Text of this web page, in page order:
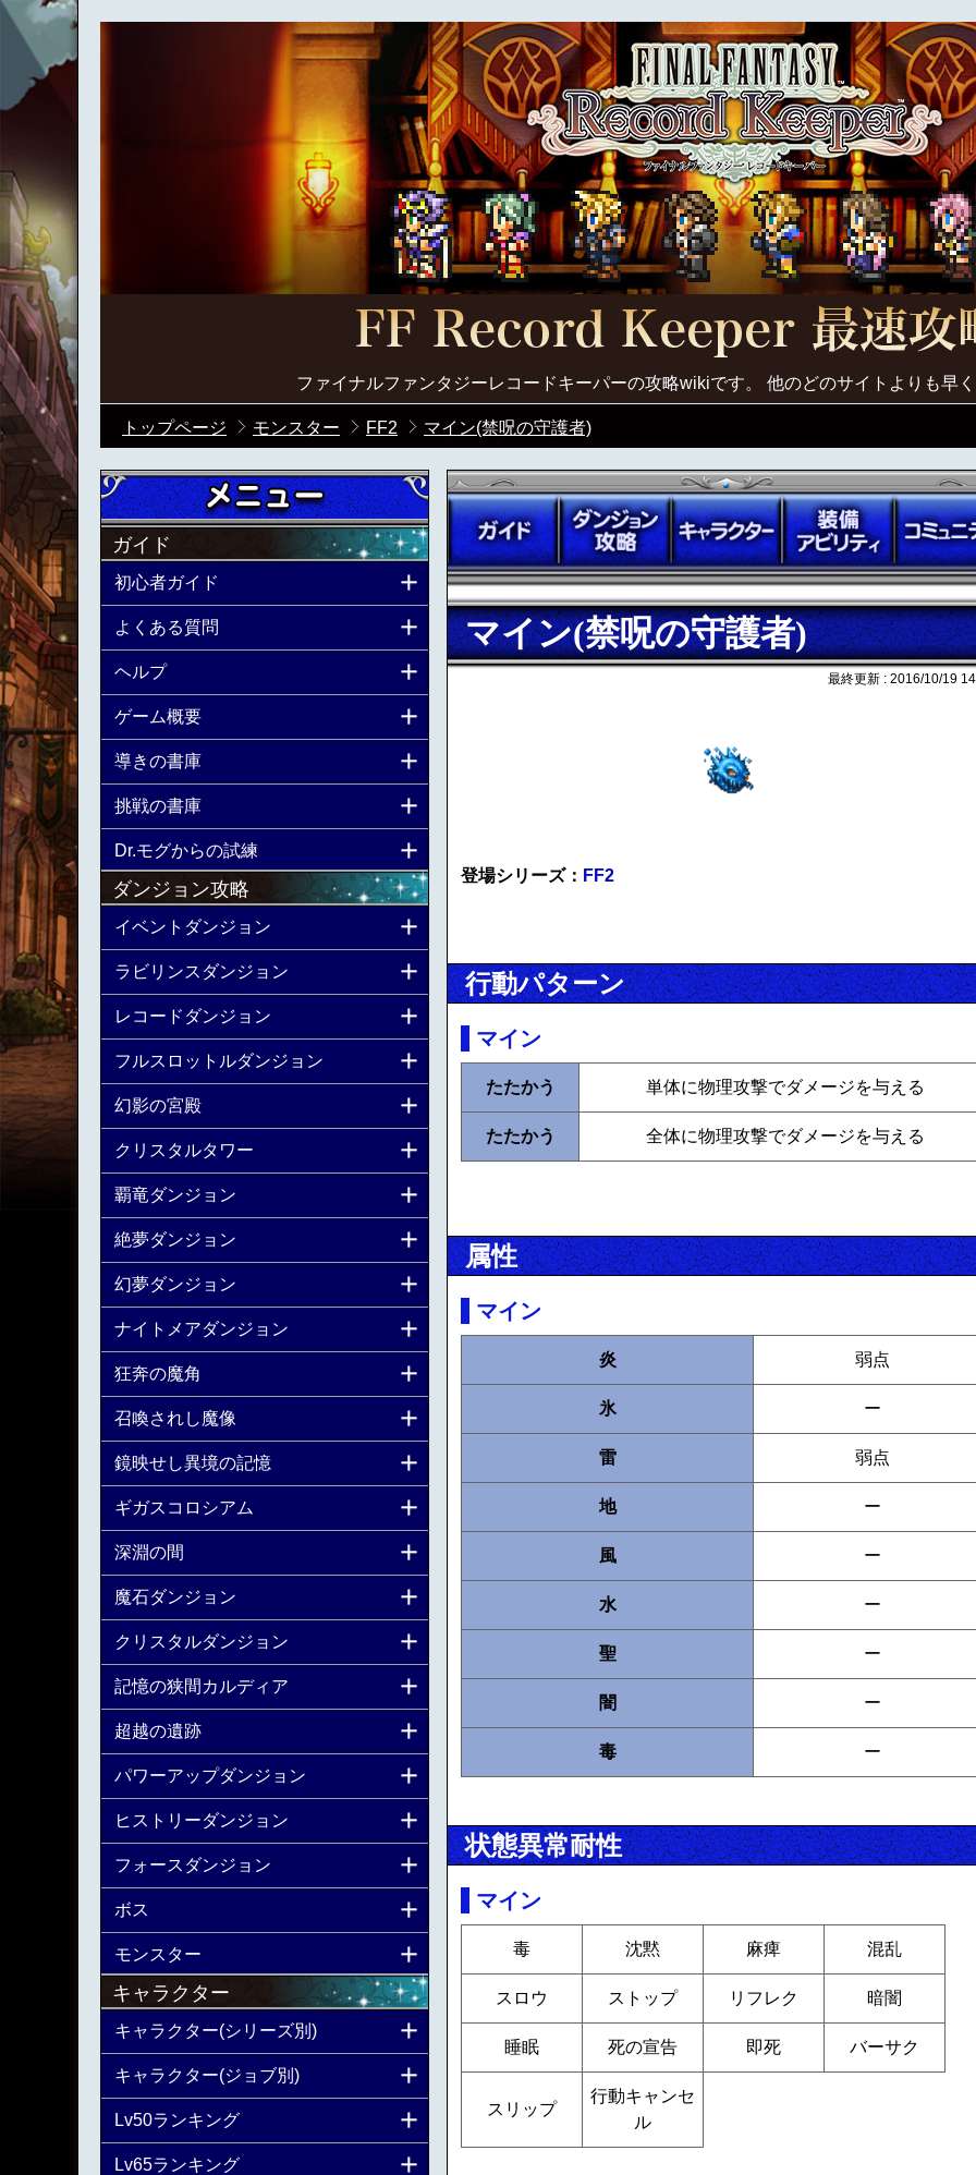
ファイナルファンタジーレコードキーパーの攻略wikiです。 他のどのサイトよりも早
トップページ モンスター FF2 マイン(禁呪の守護者)
マイン(禁呪の守護者)
最終更新 : 2016/10/19
登場シリーズ： FF2
行動パターン
マイン
たたかう 単体に物理攻撃でダメージを与える
たたかう 全体に物理攻撃でダメージを与える
属性
マイン
炎 弱点
氷 ー
雷 弱点
地 ー
風 ー
水 ー
聖 ー
闇 ー
毒 ー
状態異常耐性
マイン
毒 沈黙 麻痺 混乱
スロウ ストップ リフレク 暗闇
睡眠 死の宣告 即死 バーサク
スリップ
行動キャンセ
ル
ガイド
初心者ガイド
よくある質問
ヘルプ
ゲーム概要
導きの書庫
挑戦の書庫
Dr.モグからの試練
ダンジョン攻略
イベントダンジョン
ラビリンスダンジョン
レコードダンジョン
フルスロットルダンジョン
幻影の宮殿
クリスタルタワー
覇竜ダンジョン
絶夢ダンジョン
幻夢ダンジョン
ナイトメアダンジョン
狂奔の魔角
召喚されし魔像
鏡映せし異境の記憶
ギガスコロシアム
深淵の間
魔石ダンジョン
クリスタルダンジョン
記憶の狭間カルディア
超越の遺跡
パワーアップダンジョン
ヒストリーダンジョン
フォースダンジョン
ボス
モンスター
キャラクター
キャラクター(シリーズ別)
キャラクター(ジョブ別)
Lv50ランキング
Lv65ランキング